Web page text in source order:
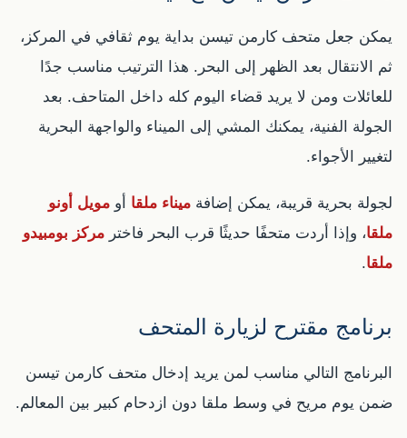
يمكن جعل متحف كارمن تيسن بداية يوم ثقافي في المركز،
ثم الانتقال بعد الظهر إلى البحر. هذا الترتيب مناسب جدًا
للعائلات ومن لا يريد قضاء اليوم كله داخل المتاحف. بعد
الجولة الفنية، يمكنك المشي إلى الميناء والواجهة البحرية
لتغيير الأجواء.
لجولة بحرية قريبة، يمكن إضافة ميناء ملقا أو مويل أونو
ملقا، وإذا أردت متحفًا حديثًا قرب البحر فاختر مركز بومبيدو
ملقا.
برنامج مقترح لزيارة المتحف
البرنامج التالي مناسب لمن يريد إدخال متحف كارمن تيسن
ضمن يوم مريح في وسط ملقا دون ازدحام كبير بين المعالم.